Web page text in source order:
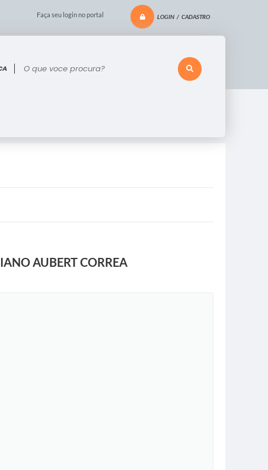
Faça seu login no portal LOGIN / CADASTRO
voce procura?
AUBERT CORREA